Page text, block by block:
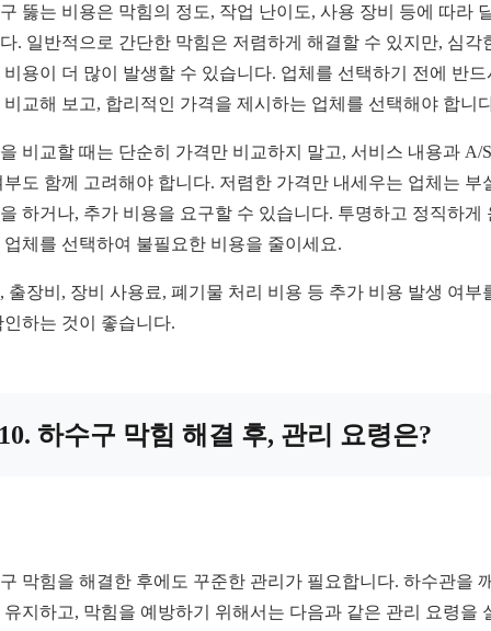
뚫는 비용은 막힘의 정도, 작업 난이도, 사용 장비 등에 따라
. 일반적으로 간단한 막힘은 저렴하게 해결할 수 있지만, 심각
비용이 더 많이 발생할 수 있습니다. 업체를 선택하기 전에 반드
비교해 보고, 합리적인 가격을 제시하는 업체를 선택해야 합니
비교할 때는 단순히 가격만 비교하지 말고, 서비스 내용과 A/
부도 함께 고려해야 합니다. 저렴한 가격만 내세우는 업체는 부
하거나, 추가 비용을 요구할 수 있습니다. 투명하고 정직하게
업체를 선택하여 불필요한 비용을 줄이세요.
출장비, 장비 사용료, 폐기물 처리 비용 등 추가 비용 발생 여부
인하는 것이 좋습니다.
하수구 막힘 해결 후, 관리 요령은?
막힘을 해결한 후에도 꾸준한 관리가 필요합니다. 하수관을
유지하고, 막힘을 예방하기 위해서는 다음과 같은 관리 요령을